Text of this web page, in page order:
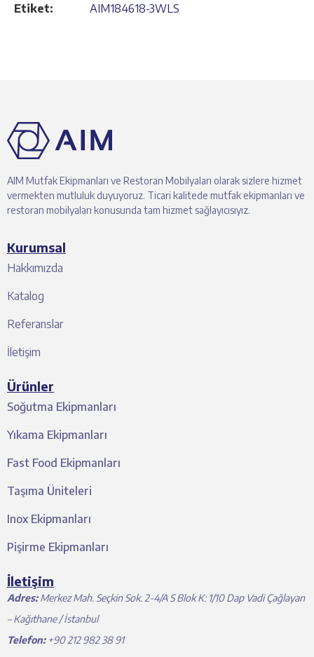
Etiket:
AIM184618-3WLS
AIM Mutfak Ekipmanları ve Restoran Mobilyaları olarak sizlere hizmet
vermekten mutluluk duyuyoruz. Ticari kalitede mutfak ekipmanları ve
restoran mobilyaları konusunda tam hizmet sağlayıcısıyız.
Kurumsal
Hakkımızda
Katalog
Referanslar
İletişim
Ürünler
Soğutma Ekipmanları
Yıkama Ekipmanları
Fast Food Ekipmanları
Taşıma Üniteleri
Inox Ekipmanları
Pişirme Ekipmanları
İletişim
Adres:Merkez Mah. Seçkin Sok. 2-4/A S Blok K: 1/10 Dap Vadi Çağlayan
– Kağıthane / İstanbul
Telefon:+90 212 982 38 91